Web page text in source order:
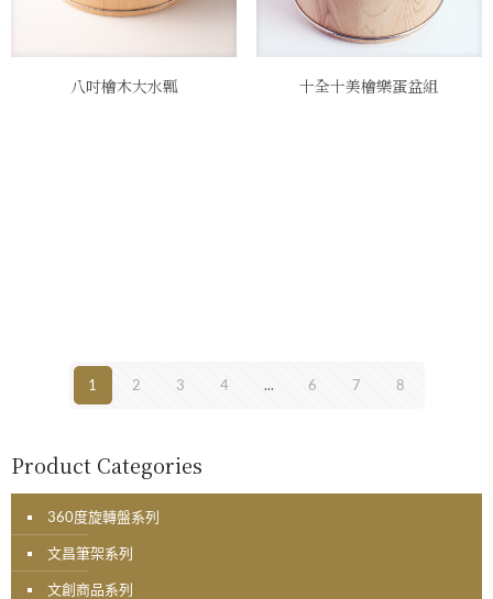
八吋檜木大水瓢 十全十美檜樂蛋盆組
1 2 3 4 ... 6 7 8
Product Categories
360度旋轉盤系列
文昌筆架系列
文創商品系列